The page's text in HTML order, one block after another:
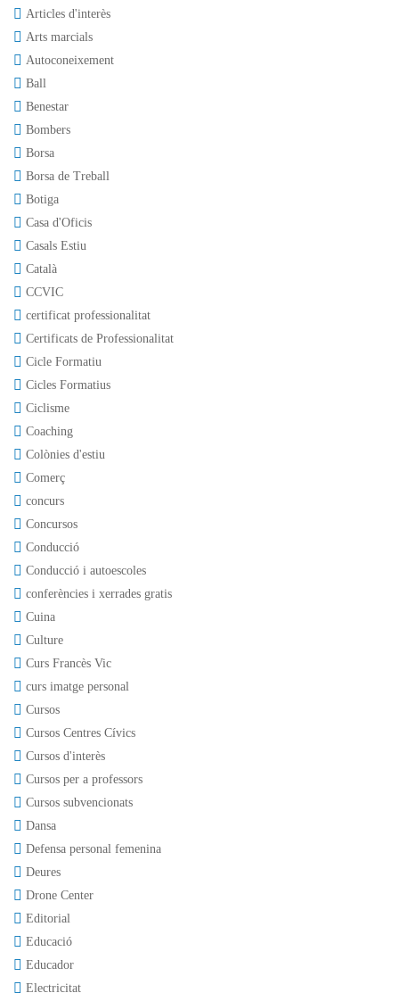
Articles d'interès
Arts marcials
Autoconeixement
Ball
Benestar
Bombers
Borsa
Borsa de Treball
Botiga
Casa d'Oficis
Casals Estiu
Català
CCVIC
certificat professionalitat
Certificats de Professionalitat
Cicle Formatiu
Cicles Formatius
Ciclisme
Coaching
Colònies d'estiu
Comerç
concurs
Concursos
Conducció
Conducció i autoescoles
conferències i xerrades gratis
Cuina
Culture
Curs Francès Vic
curs imatge personal
Cursos
Cursos Centres Cívics
Cursos d'interès
Cursos per a professors
Cursos subvencionats
Dansa
Defensa personal femenina
Deures
Drone Center
Editorial
Educació
Educador
Electricitat